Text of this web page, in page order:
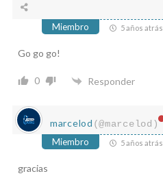
Miembro 5 años atrás
Go go go!
0 Responder
marcelod (@marcelod)
Miembro 5 años atrás
gracias